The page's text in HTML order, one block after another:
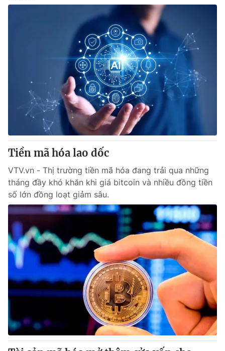
Infographic
Shorts video
VTV Thể thao
VTV Sức khoẻ Bất động sản
Thị trường 24h Tấm lòng Việt
VTV4
VTV9 VTV8
Liên hệ tòa soạn English
THỜI BÁO VTV
Theo dõi báo trên
Cơ quan chủ quản:
Đài Truyền hình Việt Nam
Tiền mã hóa lao dốc
VTV.vn - Thị trường tiền mã hóa đang trải qua những
tháng đầy khó khăn khi giá bitcoin và nhiều đồng tiền
số lớn đồng loạt giảm sâu.